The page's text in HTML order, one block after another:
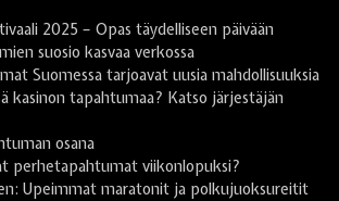
2025 – Opas täydelliseen päivään
suosio kasvaa verkossa
Suomessa tarjoavat uusia mahdollisuuksia
kasinon tapahtumaa? Katso järjestäjän
osana
perhetapahtumat viikonlopuksi?
Upeimmat maratonit ja polkujuoksureitit